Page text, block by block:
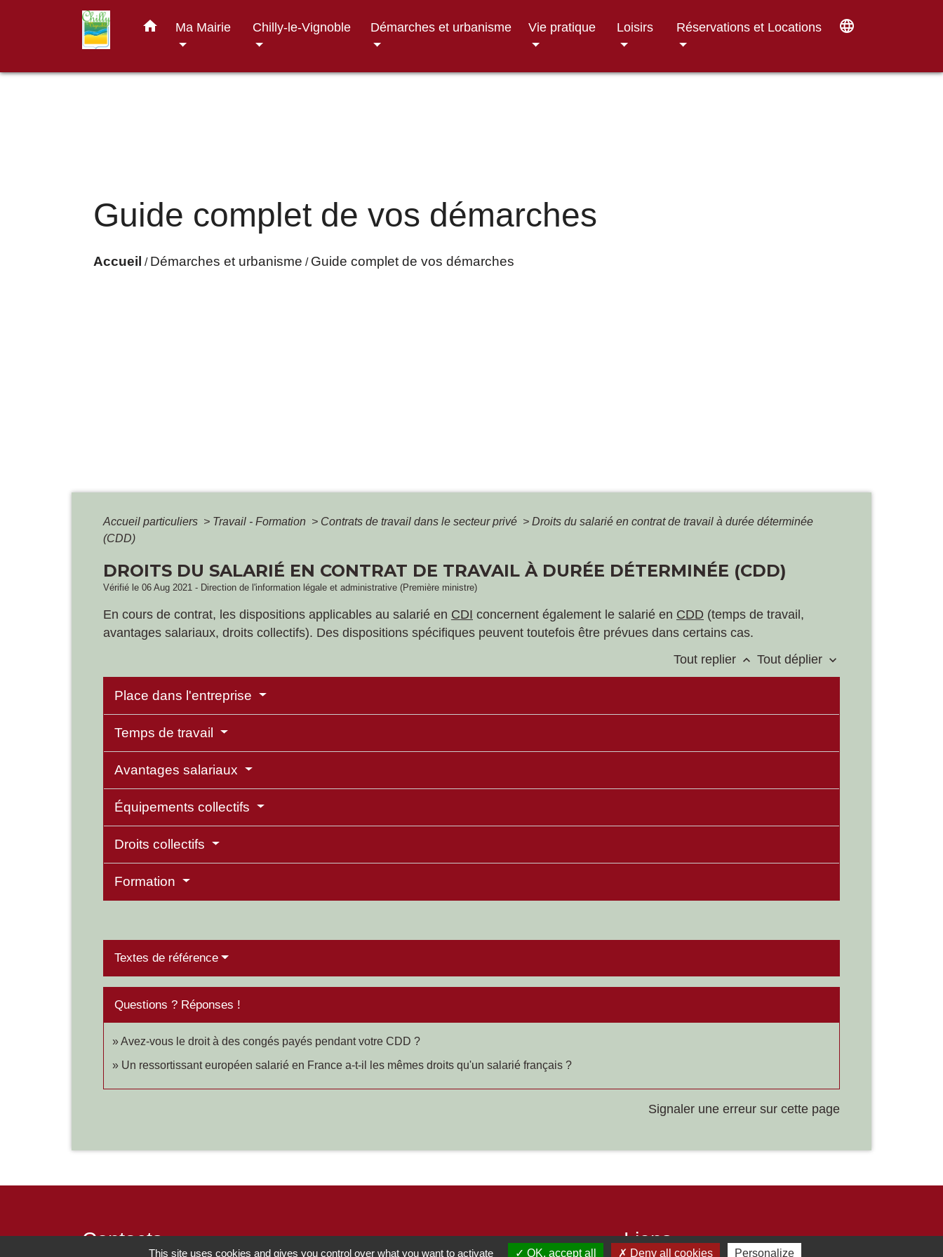
home Ma Mairie Chilly-le-Vignoble Démarches et urbanisme Vie pratique Loisirs Réservations et Locations language
Guide complet de vos démarches
Accueil / Démarches et urbanisme / Guide complet de vos démarches
Accueil particuliers > Travail - Formation > Contrats de travail dans le secteur privé > Droits du salarié en contrat de travail à durée déterminée
(CDD)
DROITS DU SALARIÉ EN CONTRAT DE TRAVAIL À DURÉE DÉTERMINÉE (CDD)
Vérifié le 06 Aug 2021 - Direction de l'information légale et administrative (Première ministre)
En cours de contrat, les dispositions applicables au salarié en CDI concernent également le salarié en CDD (temps de travail,
avantages salariaux, droits collectifs). Des dispositions spécifiques peuvent toutefois être prévues dans certains cas.
Tout replier keyboard_arrow_up Tout déplier keyboard_arrow_down
Place dans l'entreprise
Temps de travail
Avantages salariaux
Équipements collectifs
Droits collectifs
Formation
Textes de référence
Questions ? Réponses !
Avez-vous le droit à des congés payés pendant votre CDD ?
Un ressortissant européen salarié en France a-t-il les mêmes droits qu'un salarié français ?
Signaler une erreur sur cette page
Contacts Liens
This site uses cookies and gives you control over what you want to activate OK, accept all Deny all cookies Personalize